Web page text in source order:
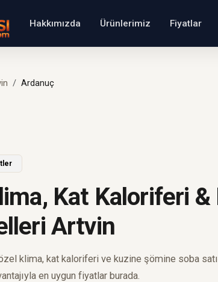
Hakkımızda Ürünlerimiz Fiyatlar
Ardanuç
Kat Kaloriferi &
Artvin
klima, kat kaloriferi ve kuzine şömine soba
en uygun fiyatlar burada.